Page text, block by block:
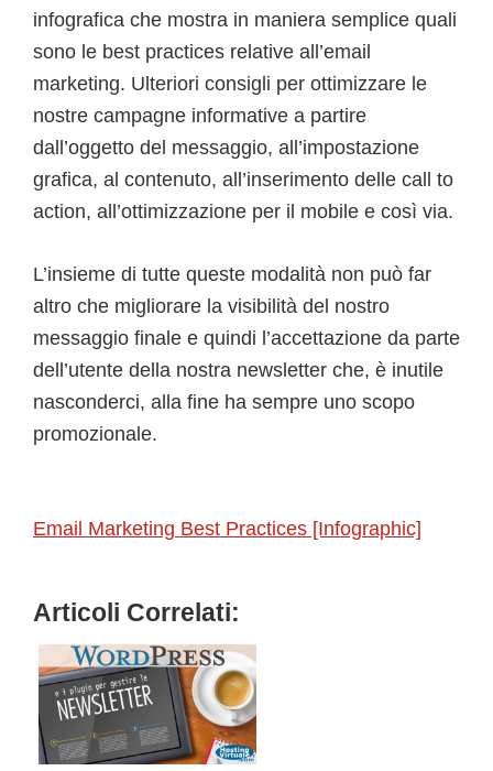
infografica che mostra in maniera semplice quali
sono le best practices relative all’email
marketing. Ulteriori consigli per ottimizzare le
nostre campagne informative a partire
dall’oggetto del messaggio, all’impostazione
grafica, al contenuto, all’inserimento delle call to
action, all’ottimizzazione per il mobile e così via.
L’insieme di tutte queste modalità non può far
altro che migliorare la visibilità del nostro
messaggio finale e quindi l’accettazione da parte
dell’utente della nostra newsletter che, è inutile
nasconderci, alla fine ha sempre uno scopo
promozionale.
Email Marketing Best Practices [Infographic]
Articoli Correlati: